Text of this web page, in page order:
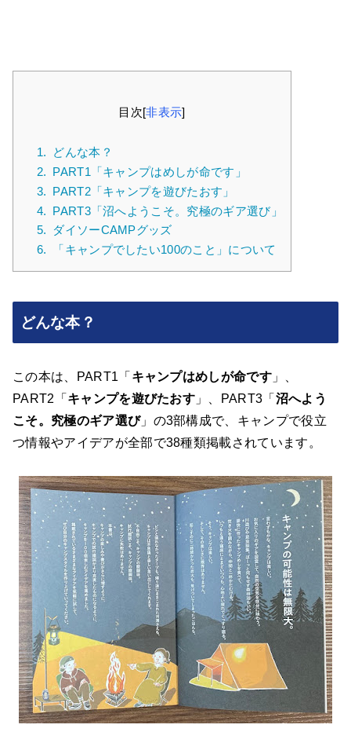
目次[非表示]
1.
どんな本？
2. PART1「キャンプはめしが命です」
3. PART2「キャンプを遊びたおす」
4. PART3「沼へようこそ。究極のギア選び」
5.
ダイソーCAMPグッズ
6.
「キャンプでしたい100のこと」について
どんな本？
この本は、PART1「 キャンプはめしが命です 」、
PART2「 キャンプを遊びたおす 」、PART3「 沼へよう
こそ。究極のギア選び」の3部構成で、キャンプで役立
つ情報やアイデアが全部で38種類掲載されています。